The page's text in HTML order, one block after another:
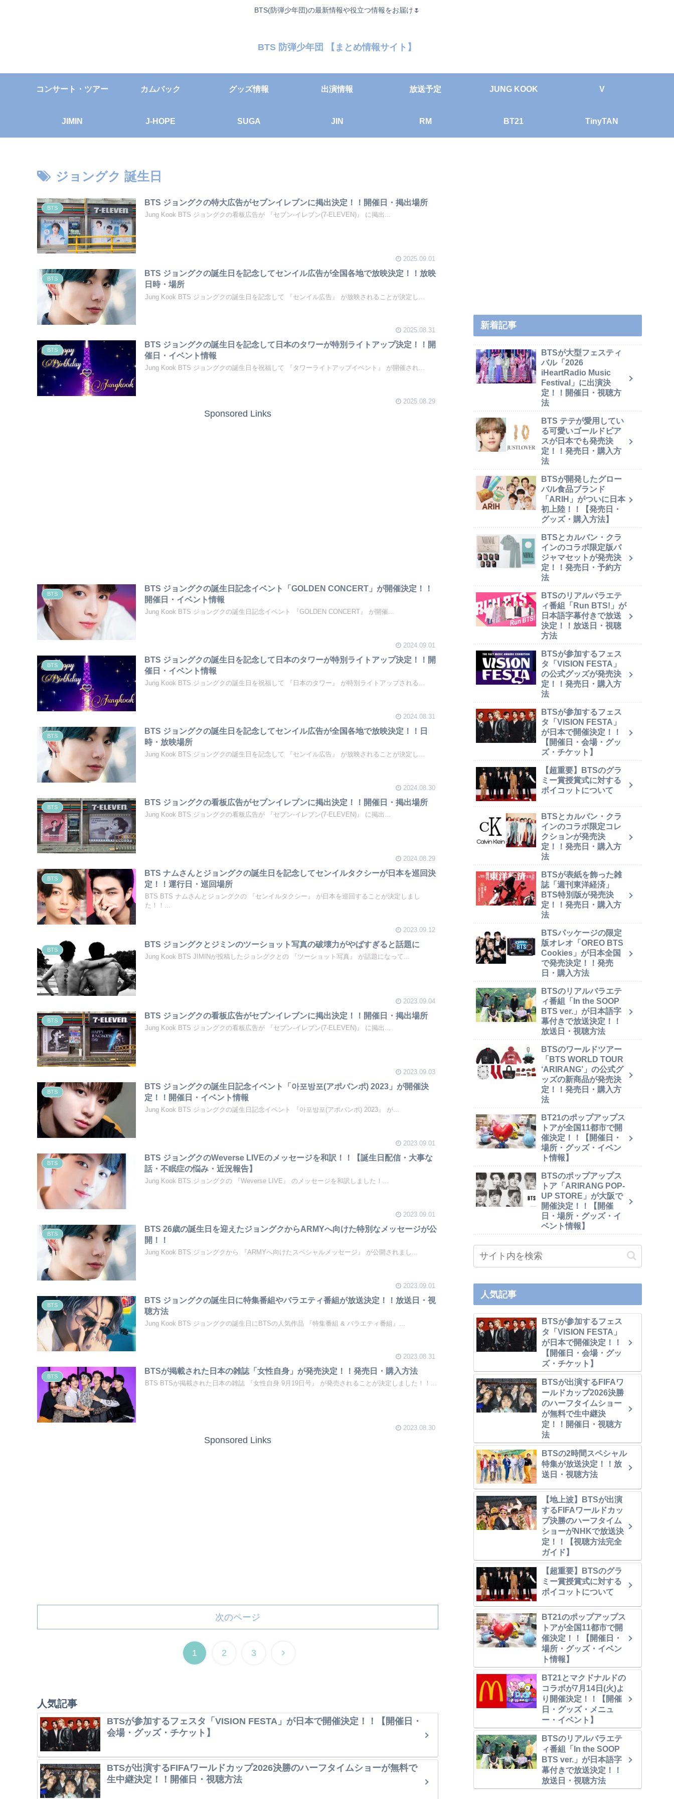
BTS(防弾少年団)の最新情報や役立つ情報をお届け🌷
BTS 防弾少年団 【まとめ情報サイト】
コンサート・ツアー カムバック グッズ情報 出演情報 放送予定 JUNG KOOK V
JIMIN J-HOPE SUGA JIN RM BT21 TinyTAN
ジョングク 誕生日
BTS
BTS ジョングクの特大広告がセブンイレブンに掲出決定！！開催日・掲出場所
Jung Kook BTS ジョングクの看板広告が 『セブン-イレブン(7-ELEVEN)』 に掲出...
2025.09.01
BTS
BTS ジョングクの誕生日を記念してセンイル広告が全国各地で放映決定！！放映
日時・場所
Jung Kook BTS ジョングクの誕生日を記念して 『センイル広告』 が放映されることが決定し...
2025.08.31
BTS
BTS ジョングクの誕生日を記念して日本のタワーが特別ライトアップ決定！！開
催日・イベント情報
Jung Kook BTS ジョングクの誕生日を祝福して 『タワーライトアップイベント』 が開催され...
2025.08.29
Sponsored Links
BTS
BTS ジョングクの誕生日記念イベント「GOLDEN CONCERT」が開催決定！！
開催日・イベント情報
Jung Kook BTS ジョングクの誕生日記念イベント 『GOLDEN CONCERT』 が開催...
2024.09.01
BTS
BTS ジョングクの誕生日を記念して日本のタワーが特別ライトアップ決定！！開
催日・イベント情報
Jung Kook BTS ジョングクの誕生日を祝福して 『日本のタワー』 が特別ライトアップされる...
2024.08.31
BTS
BTS ジョングクの誕生日を記念してセンイル広告が全国各地で放映決定！！日
時・放映場所
Jung Kook BTS ジョングクの誕生日を記念して 『センイル広告』 が放映されることが決定し...
2024.08.30
BTS
BTS ジョングクの看板広告がセブンイレブンに掲出決定！！開催日・掲出場所
Jung Kook BTS ジョングクの看板広告が 『セブン-イレブン(7-ELEVEN)』 に掲出...
2024.08.29
BTS
BTS ナムさんとジョングクの誕生日を記念してセンイルタクシーが日本を巡回決
定！！運行日・巡回場所
BTS BTS ナムさんとジョングクの 『センイルタクシー』 が日本を巡回することが決定しまし
た！！...
2023.09.12
BTS
BTS ジョングクとジミンのツーショット写真の破壊力がやばすぎると話題に
Jung Kook BTS JIMINが投稿したジョングクとの 『ツーショット写真』 が話題になって...
2023.09.04
BTS
BTS ジョングクの看板広告がセブンイレブンに掲出決定！！開催日・掲出場所
Jung Kook BTS ジョングクの看板広告が 『セブン-イレブン(7-ELEVEN)』 に掲出...
2023.09.03
BTS
BTS ジョングクの誕生日記念イベント「아포방포(アポバンポ) 2023」が開催決
定！！開催日・イベント情報
Jung Kook BTS ジョングクの誕生日記念イベント 『아포방포(アポバンポ) 2023』 が...
2023.09.01
BTS
BTS ジョングクのWeverse LIVEのメッセージを和訳！！【誕生日配信・大事な
話・不眠症の悩み・近況報告】
Jung Kook BTS ジョングクの 『Weverse LIVE』 のメッセージを和訳しました！...
2023.09.01
BTS
BTS 26歳の誕生日を迎えたジョングクからARMYへ向けた特別なメッセージが公
開！！
Jung Kook BTS ジョングクから 『ARMYへ向けたスペシャルメッセージ』 が公開されまし...
2023.09.01
BTS
BTS ジョングクの誕生日に特集番組やバラエティ番組が放送決定！！放送日・視
聴方法
Jung Kook BTS ジョングクの誕生日にBTSの人気作品 『特集番組 & バラエティ番組』...
2023.08.31
BTS
BTSが掲載された日本の雑誌「女性自身」が発売決定！！発売日・購入方法
BTS BTSが掲載された日本の雑誌 『女性自身 9月19日号』 が発売されることが決定しました！！...
2023.08.30
Sponsored Links
次のページ
1 2 3
人気記事
BTSが参加するフェスタ「VISION FESTA」が日本で開催決定！！【開催日・
会場・グッズ・チケット】
BTSが出演するFIFAワールドカップ2026決勝のハーフタイムショーが無料で
生中継決定！！開催日・視聴方法
新着記事
BTSが大型フェスティ
バル「2026
iHeartRadio Music
Festival」に出演決
定！！開催日・視聴方
法
BTS テテが愛用してい
る可愛いゴールドピア
スが日本でも発売決
定！！発売日・購入方
法
BTSが開発したグロー
バル食品ブランド
「ARIH」がついに日本
初上陸！！【発売日・
グッズ・購入方法】
BTSとカルバン・クラ
インのコラボ限定版パ
ジャマセットが発売決
定！！発売日・予約方
法
BTSのリアルバラエテ
ィ番組「Run BTS!」が
日本語字幕付きで放送
決定！！放送日・視聴
方法
BTSが参加するフェス
タ「VISION FESTA」
の公式グッズが発売決
定！！発売日・購入方
法
BTSが参加するフェス
タ「VISION FESTA」
が日本で開催決定！！
【開催日・会場・グッ
ズ・チケット】
【超重要】BTSのグラ
ミー賞授賞式に対する
ボイコットについて
BTSとカルバン・クラ
インのコラボ限定コレ
クションが発売決
定！！発売日・購入方
法
BTSが表紙を飾った雑
誌「週刊東洋経済」
BTS特別版が発売決
定！！発売日・購入方
法
BTSパッケージの限定
版オレオ「OREO BTS
Cookies」が日本全国
で発売決定！！発売
日・購入方法
BTSのリアルバラエテ
ィ番組「In the SOOP
BTS ver.」が日本語字
幕付きで放送決定！！
放送日・視聴方法
BTSのワールドツアー
「BTS WORLD TOUR
‘ARIRANG’」の公式グ
ッズの新商品が発売決
定！！発売日・購入方
法
BT21のポップアップス
トアが全国11都市で開
催決定！！【開催日・
場所・グッズ・イベン
ト情報】
BTSのポップアップス
トア「ARIRANG POP-
UP STORE」が大阪で
開催決定！！【開催
日・場所・グッズ・イ
ベント情報】
人気記事
BTSが参加するフェス
タ「VISION FESTA」
が日本で開催決定！！
【開催日・会場・グッ
ズ・チケット】
BTSが出演するFIFAワ
ールドカップ2026決勝
のハーフタイムショー
が無料で生中継決
定！！開催日・視聴方
法
BTSの2時間スペシャル
特集が放送決定！！放
送日・視聴方法
【地上波】BTSが出演
するFIFAワールドカッ
プ決勝のハーフタイム
ショーがNHKで放送決
定！！【視聴方法完全
ガイド】
【超重要】BTSのグラ
ミー賞授賞式に対する
ボイコットについて
BT21のポップアップス
トアが全国11都市で開
催決定！！【開催日・
場所・グッズ・イベン
ト情報】
BT21とマクドナルドの
コラボが7月14日(火)よ
り開催決定！！【開催
日・グッズ・メニュ
ー・イベント】
BTSのリアルバラエテ
ィ番組「In the SOOP
BTS ver.」が日本語字
幕付きで放送決定！！
放送日・視聴方法